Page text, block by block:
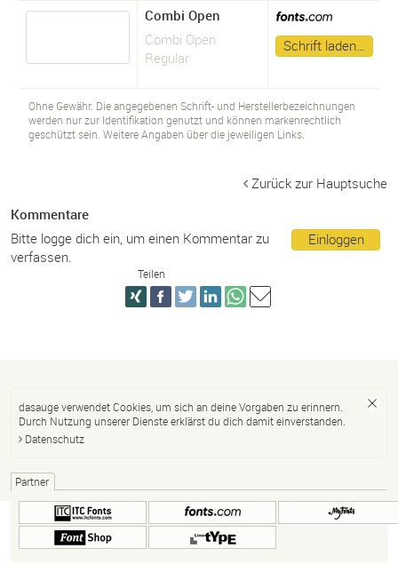
Combi Open
Combi Open
Regular
Schrift laden…
Ohne Gewähr. Die angegebenen Schrift- und Herstellerbezeichnungen
werden nur zur Identifikation genutzt und können markenrechtlich
geschützt sein. Weitere Angaben über die jeweiligen Links.
Zurück zur Hauptsuche
Kommentare
Einloggen
Bitte logge dich ein, um einen Kommentar zu
verfassen.
Teilen
dasauge verwendet Cookies, um sich an deine Vorgaben zu erinnern.
Durch Nutzung unserer Dienste erklärst du dich damit einverstanden.
Datenschutz
Partner